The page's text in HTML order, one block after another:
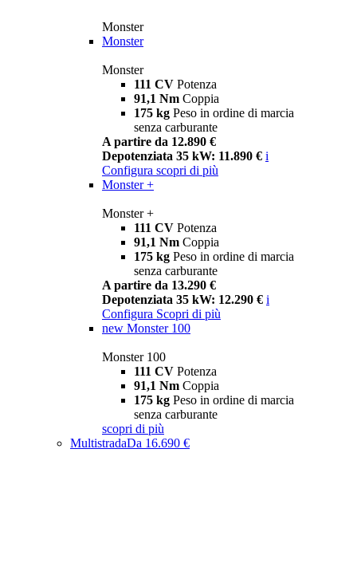
Monster
Monster
Monster
111 CV Potenza
91,1 Nm Coppia
175 kg Peso in ordine di marcia
senza carburante
A partire da 12.890 €
Depotenziata 35 kW: 11.890 € i
Configura scopri di più
Monster +
Monster +
111 CV Potenza
91,1 Nm Coppia
175 kg Peso in ordine di marcia
senza carburante
A partire da 13.290 €
Depotenziata 35 kW: 12.290 € i
Configura Scopri di più
new Monster 100
Monster 100
111 CV Potenza
91,1 Nm Coppia
175 kg Peso in ordine di marcia
senza carburante
scopri di più
MultistradaDa 16.690 €